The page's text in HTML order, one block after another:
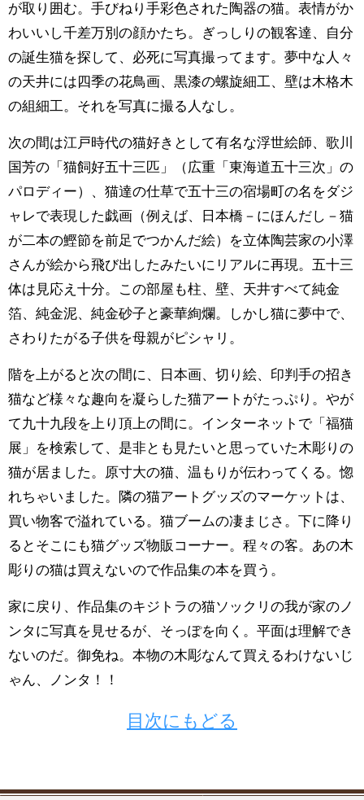
が取り囲む。手びねり手彩色された陶器の猫。表情がか
わいいし千差万別の顔かたち。ぎっしりの観客達、自分
の誕生猫を探して、必死に写真撮ってます。夢中な人々
の天井には四季の花鳥画、黒漆の螺旋細工、壁は木格木
の組細工。それを写真に撮る人なし。
次の間は江戸時代の猫好きとして有名な浮世絵師、歌川
国芳の「猫飼好五十三匹」（広重「東海道五十三次」の
パロディー）、猫達の仕草で五十三の宿場町の名をダジ
ャレで表現した戯画（例えば、日本橋－にほんだし－猫
が二本の鰹節を前足でつかんだ絵）を立体陶芸家の小澤
さんが絵から飛び出したみたいにリアルに再現。五十三
体は見応え十分。この部屋も柱、壁、天井すべて純金
箔、純金泥、純金砂子と豪華絢爛。しかし猫に夢中で、
さわりたがる子供を母親がピシャリ。
階を上がると次の間に、日本画、切り絵、印判手の招き
猫など様々な趣向を凝らした猫アートがたっぷり。やが
て九十九段を上り頂上の間に。インターネットで「福猫
展」を検索して、是非とも見たいと思っていた木彫りの
猫が居ました。原寸大の猫、温もりが伝わってくる。惚
れちゃいました。隣の猫アートグッズのマーケットは、
買い物客で溢れている。猫ブームの凄まじさ。下に降り
るとそこにも猫グッズ物販コーナー。程々の客。あの木
彫りの猫は買えないので作品集の本を買う。
家に戻り、作品集のキジトラの猫ソックリの我が家のノ
ンタに写真を見せるが、そっぽを向く。平面は理解でき
ないのだ。御免ね。本物の木彫なんて買えるわけないじ
ゃん、ノンタ！！
目次にもどる